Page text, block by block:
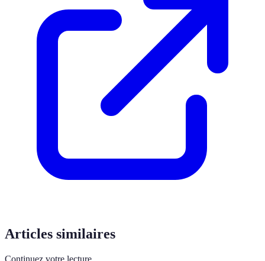
Articles similaires